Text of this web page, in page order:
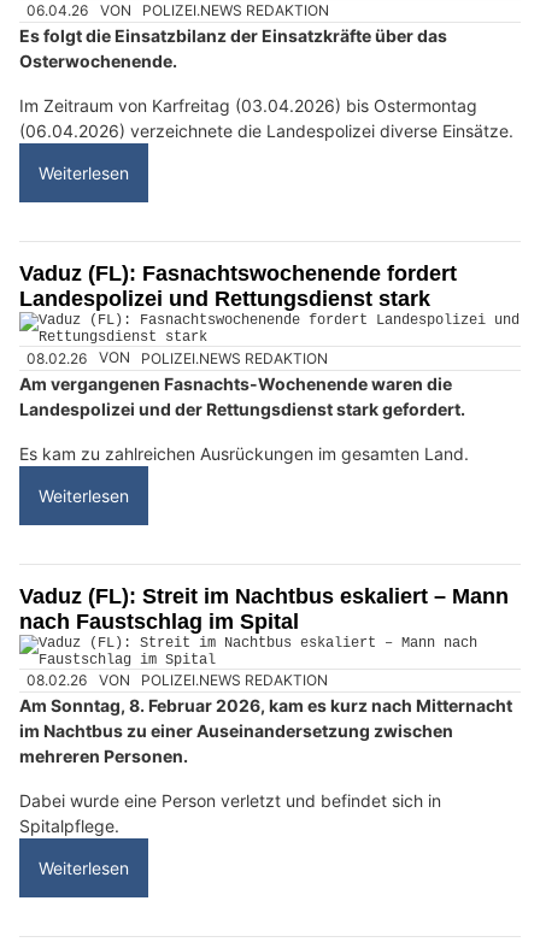
06.04.26 VON POLIZEI.NEWS REDAKTION
Es folgt die Einsatzbilanz der Einsatzkräfte über das
Osterwochenende.
Im Zeitraum von Karfreitag (03.04.2026) bis Ostermontag
(06.04.2026) verzeichnete die Landespolizei diverse Einsätze.
Weiterlesen
Vaduz (FL): Fasnachtswochenende fordert
Landespolizei und Rettungsdienst stark
08.02.26 VON POLIZEI.NEWS REDAKTION
Am vergangenen Fasnachts-Wochenende waren die
Landespolizei und der Rettungsdienst stark gefordert.
Es kam zu zahlreichen Ausrückungen im gesamten Land.
Weiterlesen
Vaduz (FL): Streit im Nachtbus eskaliert – Mann
nach Faustschlag im Spital
08.02.26 VON POLIZEI.NEWS REDAKTION
Am Sonntag, 8. Februar 2026, kam es kurz nach Mitternacht
im Nachtbus zu einer Auseinandersetzung zwischen
mehreren Personen.
Dabei wurde eine Person verletzt und befindet sich in
Spitalpflege.
Weiterlesen